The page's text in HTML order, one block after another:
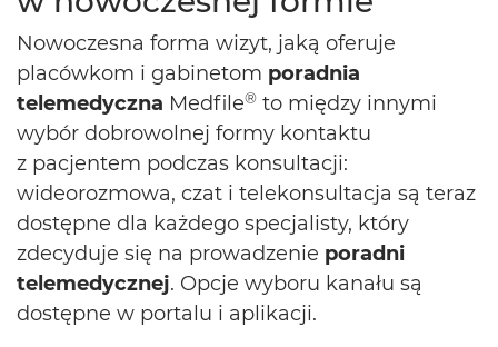
Nowoczesna forma wizyt, jaką oferuje
placówkom i gabinetom poradnia
telemedyczna Medfile® to między innymi
wybór dobrowolnej formy kontaktu
z pacjentem podczas konsultacji:
wideorozmowa, czat i telekonsultacja są teraz
dostępne dla każdego specjalisty, który
zdecyduje się na prowadzenie poradni
telemedycznej. Opcje wyboru kanału są
dostępne w portalu i aplikacji.